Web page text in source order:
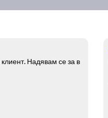
Надявам се за в